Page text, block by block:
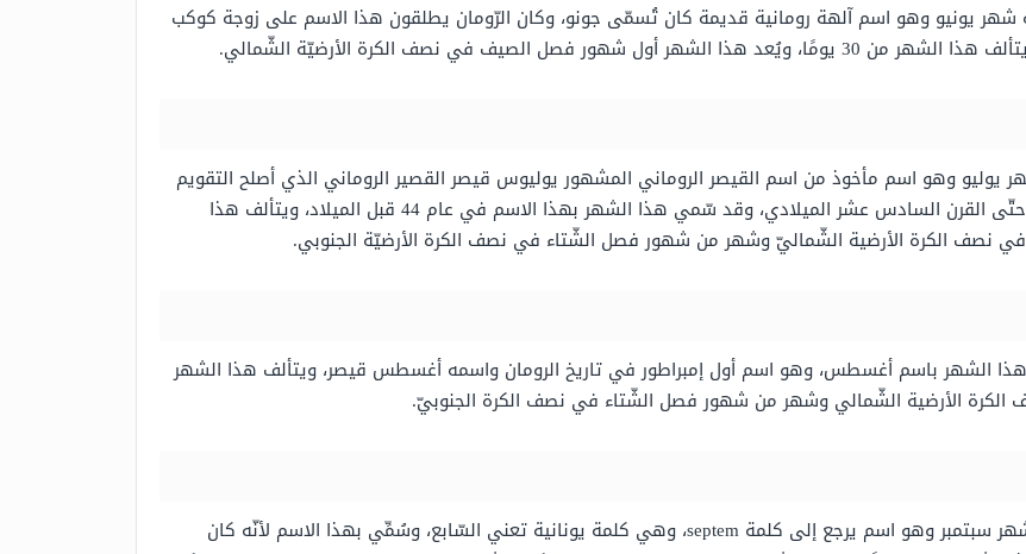
يونيو وهو اسم آلهة رومانية قديمة كان تُسمّى جونو، وكان الرّومان يطلقون هذا الاسم على زوجة كوكب
الصيف في نصف الكرة الأرضيّة الشّمالي.
وهو اسم مأخوذ من اسم القيصر الروماني المشهور يوليوس قيصر القصير الروماني الذي أصلح التقويم
والذي نُسب إليه التقويم اليولياني الذي ظلَّ يُستخدم حتّى القرن السادس عشر الميلادي، وقد سّمي هذا الشهر بهذا الاسم في عام 44 قبل الميلاد، ويتألف هذا
الشهر باسم أغسطس، وهو اسم أول إمبراطور في تاريخ الرومان واسمه أغسطس قيصر، ويتألف هذا الشهر
هو الشهر التاسع من شهور السّنة الميلاديّة، واسمه شهر سبتمبر وهو اسم يرجع إلى كلمة septem، وهي كلمة يونانية تعني السّابع، وسُمِّي بهذا الاسم لأنّه كان